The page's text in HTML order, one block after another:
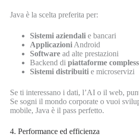
Java è la scelta preferita per:
Sistemi aziendali e bancari
Applicazioni Android
Software ad alte prestazioni
Backend di piattaforme
Sistemi distribuiti e microservizi
Se ti interessano i dati, l’AI o il web,
Se sogni il mondo corporate o vuoi
mobile, Java è il pass perfetto.
4. Performance ed efficienza